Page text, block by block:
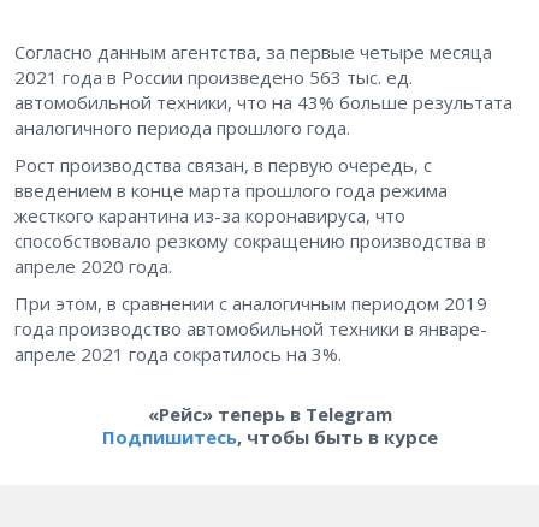
Согласно данным агентства, за первые четыре месяца
2021 года в России произведено 563 тыс. ед.
автомобильной техники, что на 43% больше результата
аналогичного периода прошлого года.
Рост производства связан, в первую очередь, с
введением в конце марта прошлого года режима
жесткого карантина из-за коронавируса, что
способствовало резкому сокращению производства в
апреле 2020 года.
При этом, в сравнении с аналогичным периодом 2019
года производство автомобильной техники в январе-
апреле 2021 года сократилось на 3%.
«Рейс» теперь в Telegram
Подпишитесь, чтобы быть в курсе